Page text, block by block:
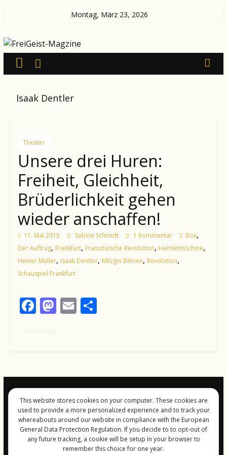
springen
Montag, März 23, 2026
FreiGeist-
Magzine
News
und
Isaak Dentler
Theater
Unsere drei Huren:
Freiheit, Gleichheit,
Brüderlichkeit gehen
wieder anschaffen!
11. Mai 2015 Sabine Schmidt 1 Kommentar Box,
Der Auftrag, Frankfurt, Französische Revolution, Hamletmschine,
Heiner Müller, Isaak Dentler, Milzgin Bilmen, Revolution,
Schauspiel Frankfurt
F
e
o
k
M
n
E T
Weiterlesen
Impressum und
Datenschutz
This website stores cookies on your computer. These cookies are
used to provide a more personalized experience and to track your
whereabouts around our website in compliance with the European
General Data Protection Regulation. If you decide to to opt-out of
any future tracking, a cookie will be setup in your browser to
remember this choice for one year.